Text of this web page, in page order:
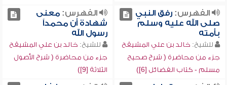
الفهرس:رفق النبي
صلى الله عليه وسلم
بأمته
للشيخ: خالد بن علي المشيقح
جزء من محاضرة ( شرح صحيح
مسلم - كتاب الفضائل [6])
الفهرس:معنى
شهادة أن محمداً
رسول الله
للشيخ: خالد بن علي المشيقح
جزء من محاضرة ( شرح الأصول
الثلاثة [9])